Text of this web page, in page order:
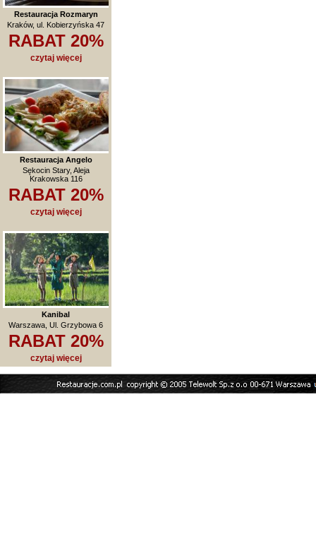
Restauracja Rozmaryn
Kraków, ul. Kobierzyńska 47
RABAT 20%
czytaj więcej
Restauracja Angelo
Sękocin Stary, Aleja
Krakowska 116
RABAT 20%
czytaj więcej
Kanibal
Warszawa, Ul. Grzybowa 6
RABAT 20%
czytaj więcej